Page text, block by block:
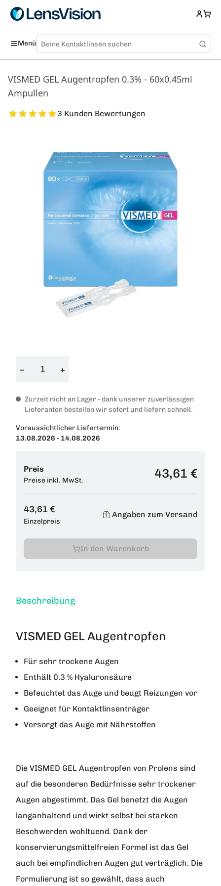
Menü
VISMED GEL Augentropfen 0.3% - 60x0.45ml
Ampullen
3 Kunden Bewertungen
− +
Zurzeit nicht an Lager - dank unserer zuverlässigen
Lieferanten bestellen wir sofort und liefern schnell.
Voraussichtlicher Liefertermin:
13.08.2026 - 14.08.2026
Preis
Preise inkl. MwSt. 43,61 €
43,61 €
Einzelpreis
Angaben zum Versand
In den Warenkorb
Beschreibung
VISMED GEL Augentropfen
Für sehr trockene Augen
Enthält 0.3 % Hyaluronsäure
Befeuchtet das Auge und beugt Reizungen vor
Geeignet für Kontaktlinsenträger
Versorgt das Auge mit Nährstoffen
Die VISMED GEL Augentropfen von Prolens sind
auf die besonderen Bedürfnisse sehr trockener
Augen abgestimmt. Das Gel benetzt die Augen
langanhaltend und wirkt selbst bei starken
Beschwerden wohltuend. Dank der
konservierungsmittelfreien Formel ist das Gel
auch bei empfindlichen Augen gut verträglich. Die
Formulierung ist so gewählt, dass auch